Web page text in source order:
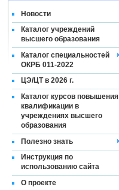
Новости
Каталог учреждений
высшего образования
Каталог специальностей
ОКРБ 011-2022
ЦЭ/ЦТ в 2026 г.
Каталог курсов повышения
квалификации в
учреждениях высшего
образования
Полезно знать
Инструкция по
использованию сайта
О проекте